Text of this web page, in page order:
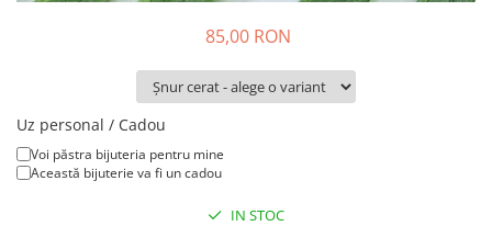
Colier / Pandantiv
Cercei
Set bijuterii
85,00 RON
Uz personal / Cadou
Voi păstra bijuteria pentru mine
Această bijuterie va fi un cadou
IN STOC